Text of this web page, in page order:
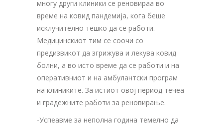
многу други клиники се реновираа во
време на ковид пандемија, кога беше
исклучително тешко да се работи.
Медицинскиот тим се соочи со
предизвикот да згрижува и лекува ковид
болни, а во исто време да се работи и на
оперативниот и на амбулантски програм
на клиниките. За истиот овој период течеа
и градежните работи за реновирање.
-Успеавме за неполна година темелно да